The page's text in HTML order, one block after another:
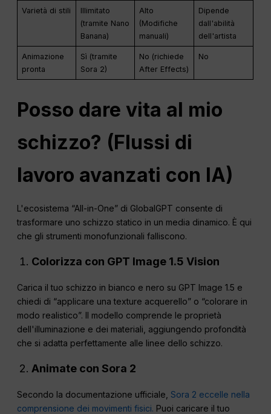
Varietà di stili
Illimitato
(tramite Nano
Banana)
Alto
(Modifiche
manuali)
Dipende
dall'abilità
dell'artista
Animazione
pronta
Sì (tramite
Sora 2)
No (richiede
After Effects)
No
Posso dare vita al mio
schizzo? (Flussi di
lavoro avanzati con IA)
L'ecosistema “All-in-One” di GlobalGPT consente di
trasformare uno schizzo statico in un media dinamico. È qui
che gli strumenti monofunzionali falliscono.
Colorizza con GPT Image 1.5 Vision
Carica il tuo schizzo in bianco e nero su GPT Image 1.5 e
chiedi di “applicare una texture acquerello” o “colorare in
modo realistico”. Il modello comprende le proprietà
dell'illuminazione e dei materiali, aggiungendo profondità
che si adatta perfettamente alle linee dello schizzo.
Animate con Sora 2
Secondo la documentazione ufficiale, Sora 2 eccelle nella
comprensione dei movimenti fisici. Puoi caricare il tuo